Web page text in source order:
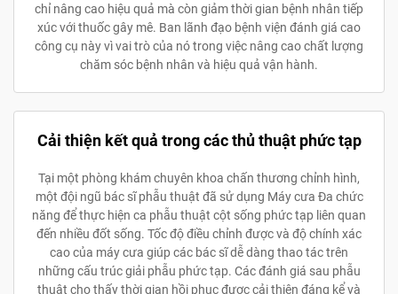
chỉ nâng cao hiệu quả mà còn giảm thời gian bệnh nhân tiếp
xúc với thuốc gây mê. Ban lãnh đạo bệnh viện đánh giá cao
công cụ này vì vai trò của nó trong việc nâng cao chất lượng
chăm sóc bệnh nhân và hiệu quả vận hành.
Cải thiện kết quả trong các thủ thuật phức tạp
Tại một phòng khám chuyên khoa chấn thương chỉnh hình,
một đội ngũ bác sĩ phẫu thuật đã sử dụng Máy cưa Đa chức
năng để thực hiện ca phẫu thuật cột sống phức tạp liên quan
đến nhiều đốt sống. Tốc độ điều chỉnh được và độ chính xác
cao của máy cưa giúp các bác sĩ dễ dàng thao tác trên
những cấu trúc giải phẫu phức tạp. Các đánh giá sau phẫu
thuật cho thấy thời gian hồi phục được cải thiện đáng kể và